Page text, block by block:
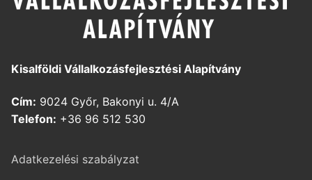
Kisalföldi Vállalkozásfejlesztési Alapítvány
Cím: 9024 Győr, Bakonyi u. 4/A
Telefon: +36 96 512 530
Adatkezelési szabályzat